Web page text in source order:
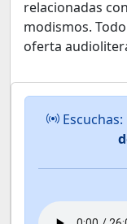
relacionadas
modismos.
oferta
Escuchas: